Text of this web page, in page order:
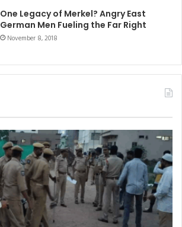
One Legacy of Merkel? Angry East
German Men Fueling the Far Right
November 8, 2018